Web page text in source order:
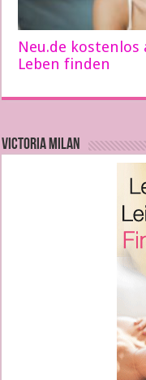
Neu.de
Leben finden
VICTORIA MILAN